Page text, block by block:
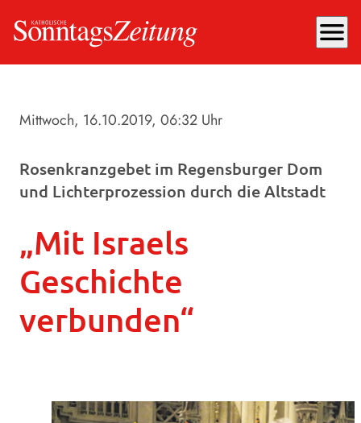
menu
Mittwoch, 16.10.2019, 06:32 Uhr
Rosenkranzgebet im Regensburger Dom
und Lichterprozession durch die Altstadt
„Mit Israels
Geschichte
verbunden“